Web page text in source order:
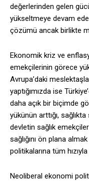
değerlerinden gelen
yükseltmeye devam
çözümü ancak birlikte
Ekonomik kriz ve
emekçilerinin görece
Avrupa’daki
yaptığımızda ise
daha açık bir biçimde
yükünün arttığı,
devletin sağlık
sağlığını ön plana
politikalarına tüm
Neoliberal ekonomi